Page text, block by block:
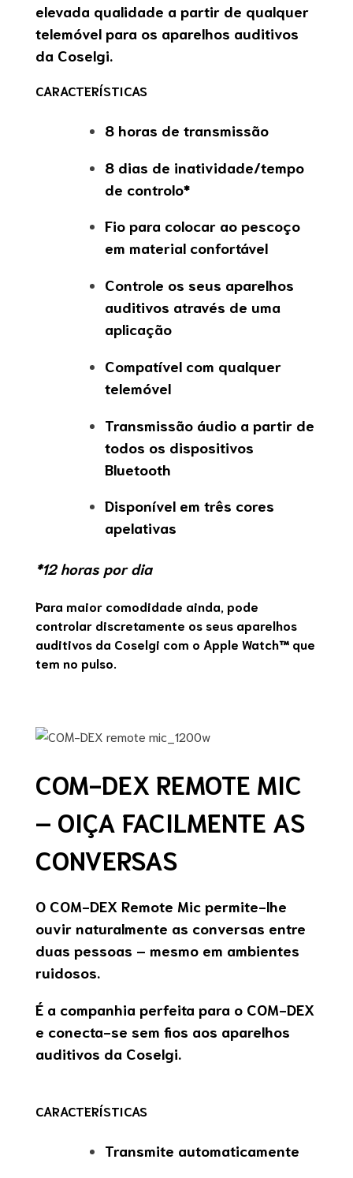
elevada qualidade a partir de qualquer
telemóvel para os aparelhos auditivos
da Coselgi.
CARACTERÍSTICAS
8 horas de transmissão
8 dias de inatividade/tempo
de controlo*
Fio para colocar ao pescoço
em material confortável
Controle os seus aparelhos
auditivos através de uma
aplicação
Compatível com qualquer
telemóvel
Transmissão áudio a partir de
todos os dispositivos
Bluetooth
Disponível em três cores
apelativas
*12 horas por dia
Para maior comodidade ainda, pode
controlar discretamente os seus aparelhos
auditivos da Coselgi com o Apple Watch™ que
tem no pulso.
COM-DEX REMOTE MIC
– OIÇA FACILMENTE AS
CONVERSAS
O COM-DEX Remote Mic permite-lhe
ouvir naturalmente as conversas entre
duas pessoas – mesmo em ambientes
ruidosos.
É a companhia perfeita para o COM-DEX
e conecta-se sem fios aos aparelhos
auditivos da Coselgi.
CARACTERÍSTICAS
Transmite automaticamente